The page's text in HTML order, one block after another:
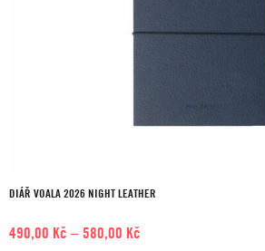
DIÁŘ VOALA 2026 NIGHT LEATHER
490,00 Kč –580,00 Kč